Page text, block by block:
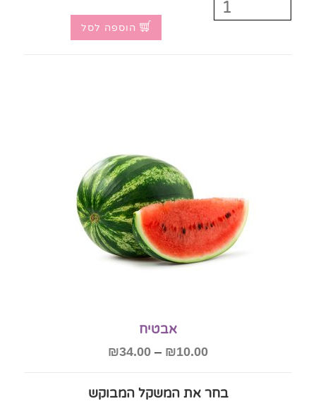
הוספה לסל
אבטיח
₪10.00
–
₪34.00
בחר את המשקל המבוקש‎